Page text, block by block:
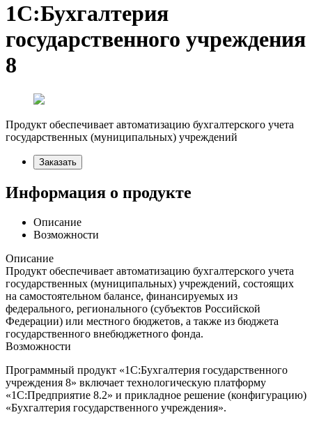
1С:Бухгалтерия
государственного учреждения
8
Продукт обеспечивает автоматизацию бухгалтерского учета
государственных (муниципальных) учреждений
Заказать
Информация о продукте
Описание
Возможности
Описание
Продукт обеспечивает автоматизацию бухгалтерского учета
государственных (муниципальных) учреждений, состоящих
на самостоятельном балансе, финансируемых из
федерального, регионального (субъектов Российской
Федерации) или местного бюджетов, а также из бюджета
государственного внебюджетного фонда.
Возможности
Программный продукт «1С:Бухгалтерия государственного
учреждения 8» включает технологическую платформу
«1С:Предприятие 8.2» и прикладное решение (конфигурацию)
«Бухгалтерия государственного учреждения».